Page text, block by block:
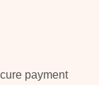
payment